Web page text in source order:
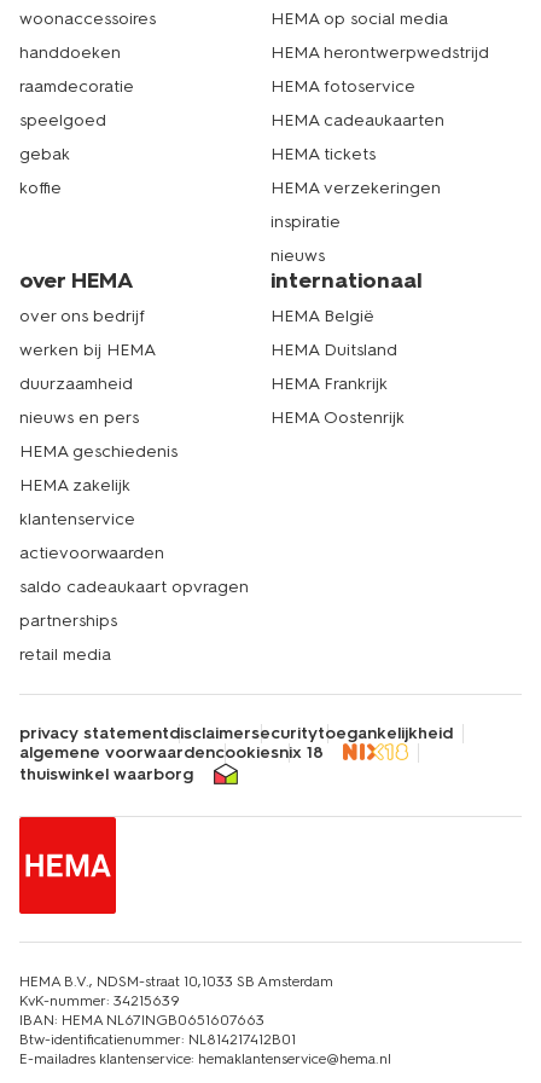
woonaccessoires
handdoeken
raamdecoratie
speelgoed
gebak
koffie
HEMA op social media
HEMA herontwerpwedstrijd
HEMA fotoservice
HEMA cadeaukaarten
HEMA tickets
HEMA verzekeringen
inspiratie
nieuws
over HEMA
over ons bedrijf
werken bij HEMA
duurzaamheid
nieuws en pers
HEMA geschiedenis
HEMA zakelijk
klantenservice
actievoorwaarden
saldo cadeaukaart opvragen
partnerships
retail media
internationaal
HEMA België
HEMA Duitsland
HEMA Frankrijk
HEMA Oostenrijk
privacy statementdisclaimersecuritytoegankelijkheid
algemene voorwaardencookiesnix 18
thuiswinkel waarborg
HEMA B.V., NDSM-straat 10,1033 SB Amsterdam
KvK-nummer: 34215639
IBAN: HEMA NL67INGB0651607663
Btw-identificatienummer: NL814217412B01
E-mailadres klantenservice: hemaklantenservice@hema.nl